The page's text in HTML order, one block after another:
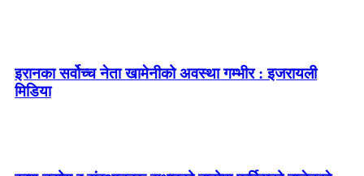
इरानका सर्वोच्च नेता खामेनीको अवस्था गम्भीर : इजरायली
मिडिया